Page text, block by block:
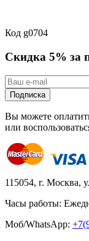
Код g0704
Скидка 5% за
Подписка
Вы можете
или
115054, г. Москва,
Часы работы:
Моб/WhatsApp: